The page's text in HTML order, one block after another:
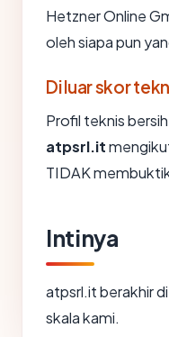
Hetzner Online
oleh siapa pun
Di luar skor
Profil teknis
atpsrl.it
TIDAK
Intinya
atpsrl.it berakhir di
skala kami.